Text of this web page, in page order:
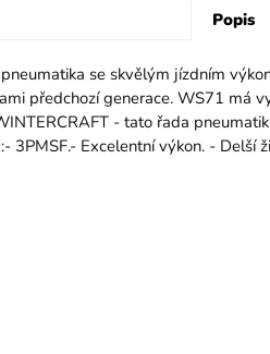
Popis
se skvělým jízdním
předchozí generace. WS71
- tato řada
3PMSF.- Excelentní výkon. -